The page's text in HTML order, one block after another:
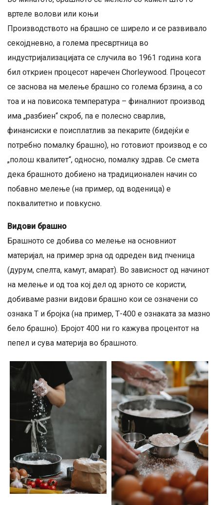
вртеле волови или коњи
Производството на брашно се ширело и се развивало
секојдневно, а голема пресвртница во
индустријализацијата се случила во 1961 година кога
бил откриен процесот наречен Chorleywood. Процесот
се заснова на мелење брашно со голема брзина, а со
тоа и на повисока температура – финалниот производ
има „разбиен“ скроб, па е полесно сварлив,
финансиски е поисплатлив за пекарите (бидејќи е
потребно помалку брашно), но готовиот производ е со
„полош квалитет“, односно, помалку здрав. Се смета
дека брашното добиено на традиционален начин со
побавно мелење (на пример, од воденица) е
поквалитетно и повкусно.
Видови брашно
Брашното се добива со мелење на основниот
материјал, на пример зрна од одреден вид пченица
(дурум, спелта, камут, амарат). Во зависност од начинот
на мелење и од тоа кој дел од зрното се користи,
добиваме разни видови брашно кои се означени со
ознака Т и бројка (на пример, Т-400 е ознаката за мазно
бело брашно). Бројот 400 ни го кажува процентот на
пепел и сува материја во брашното.